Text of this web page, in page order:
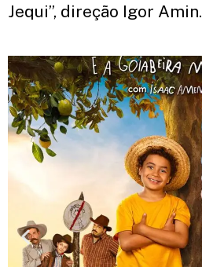
Jequi”, direção Igor Amin.